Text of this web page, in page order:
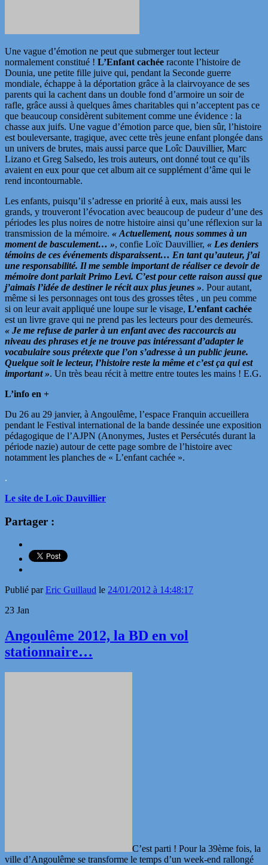
Une vague d’émotion ne peut que submerger tout lecteur
normalement constitué ! L’Enfant cachée raconte l’histoire de
Dounia, une petite fille juive qui, pendant la Seconde guerre
mondiale, échappe à la déportation grâce à la clairvoyance de ses
parents qui la cachent dans un double fond d’armoire un soir de
rafle, grâce aussi à quelques âmes charitables qui n’acceptent pas ce
que beaucoup considèrent subitement comme une évidence : la
chasse aux juifs. Une vague d’émotion parce que, bien sûr, l’histoire
est bouleversante, tragique, avec cette très jeune enfant plongée dans
un univers de brutes, mais aussi parce que Loîc Dauvillier, Marc
Lizano et Greg Salsedo, les trois auteurs, ont donné tout ce qu’ils
avaient en eux pour que cet album ait ce supplément d’âme qui le
rend incontournable.
Les enfants, puisqu’il s’adresse en priorité à eux, mais aussi les
grands, y trouveront l’évocation avec beaucoup de pudeur d’une des
périodes les plus noires de notre histoire ainsi qu’une réflexion sur la
transmission de la mémoire. « Actuellement, nous sommes à un
moment de basculement… », confie Loïc Dauvillier, « Les deniers
témoins de ces événements disparaissent… En tant qu’auteur, j’ai
une responsabilité. Il me semble important de réaliser ce devoir de
mémoire dont parlait Primo Levi. C’est pour cette raison aussi que
j’aimais l’idée de destiner le récit aux plus jeunes ». Pour autant,
même si les personnages ont tous des grosses têtes , un peu comme
si on leur avait appliqué une loupe sur le visage, L’enfant cachée
est un livre grave qui ne prend pas les lecteurs pour des demeurés.
« Je me refuse de parler à un enfant avec des raccourcis au
niveau des phrases et je ne trouve pas intéressant d’adapter le
vocabulaire sous prétexte que l’on s’adresse à un public jeune.
Quelque soit le lecteur, l’histoire reste la même et c’est ça qui est
important ». Un très beau récit à mettre entre toutes les mains ! E.G.
L’info en +
Du 26 au 29 janvier, à Angoulême, l’espace Franquin accueillera
pendant le Festival international de la bande dessinée une exposition
pédagogique de l’AJPN (Anonymes, Justes et Persécutés durant la
période nazie) autour de cette page sombre de l’histoire avec
notamment les planches de « L’enfant cachée ».
.
Le site de Loïc Dauvillier
Partager :
Publié parEric Guillaud le 24/01/2012 à 14:48:17
23 Jan
Angoulême 2012, la BD en vol
stationnaire…
C’est parti ! Pour la 39ème fois, la
ville d’Angoulême se transforme le temps d’un week-end rallongé